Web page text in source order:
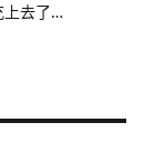
上去了…